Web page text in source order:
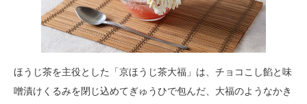
ほうじ茶を主役とした「京ほうじ茶大福」は、チョコこし餡と味
噌漬けくるみを閉じ込めてぎゅうひで包んだ、大福のようなかき